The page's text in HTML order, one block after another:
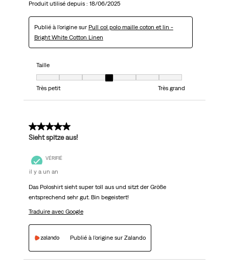
Produit utilisé depuis : 18/06/2025
Publié à l'origine sur Pull col polo maille coton et lin -
Bright White Cotton Linen
Taille
Très petit
Très grand
5 sur 5 étoiles.
Sieht spitze aus!
VÉRIFIÉ
il y a un an
Das Poloshirt sieht super toll aus und sitzt der Größe
entsprechend sehr gut. Bin begeistert!
Traduire avec Google
Publié à l'origine sur Zalando